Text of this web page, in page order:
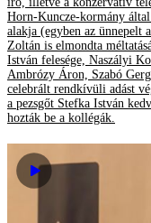
Horn-Kuncze-kormány
alakja (egyben az ünnepelt
Zoltán is elmondta
István felesége, Naszályi
Ambrózy Áron, Szabó
celebrált rendkívüli adást
a pezsgőt Stefka István
hozták be a kollégák.